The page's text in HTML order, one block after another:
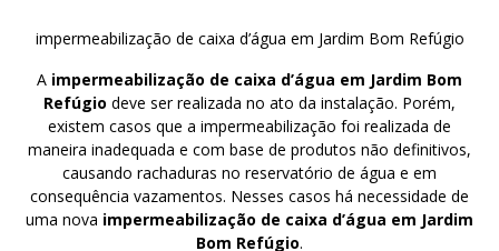
impermeabilização de caixa d’água em Jardim Bom Refúgio
A impermeabilização de caixa d’água em Jardim Bom
Refúgio deve ser realizada no ato da instalação. Porém,
existem casos que a impermeabilização foi realizada de
maneira inadequada e com base de produtos não definitivos,
causando rachaduras no reservatório de água e em
consequência vazamentos. Nesses casos há necessidade de
uma nova impermeabilização de caixa d’água em Jardim
Bom Refúgio.